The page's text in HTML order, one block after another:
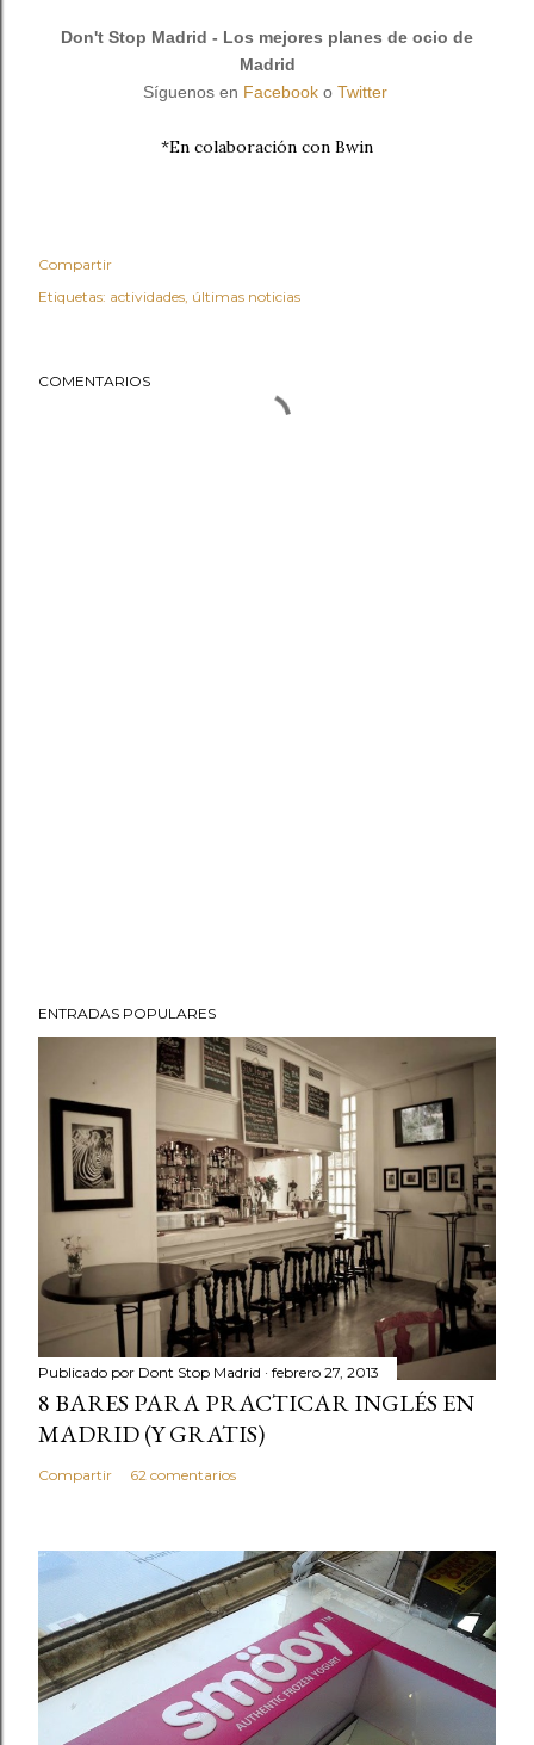
Don't Stop Madrid - Los mejores planes de ocio de
Madrid
Síguenos en Facebooko Twitter
*En colaboración con Bwin
Compartir
Etiquetas: actividades últimas noticias
COMENTARIOS
ENTRADAS POPULARES
Publicado por Dont Stop Madrid febrero 27, 2013
8 BARES PARA PRACTICAR INGLÉS EN
MADRID (Y GRATIS)
Compartir 62 comentarios